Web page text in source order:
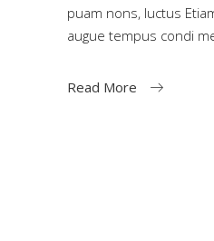
puam nons, luctus
augue tempus condi
Read More